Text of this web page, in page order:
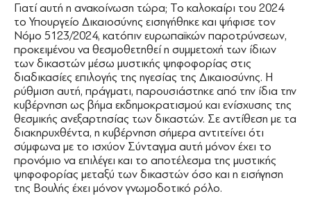
Γιατί αυτή η ανακοίνωση τώρα; Το καλοκαίρι του 2024
το Υπουργείο Δικαιοσύνης εισηγήθηκε και ψήφισε τον
Νόμο 5123/2024, κατόπιν ευρωπαϊκών παροτρύνσεων,
προκειμένου να θεσμοθετηθεί η συμμετοχή των ίδιων
των δικαστών μέσω μυστικής ψηφοφορίας στις
διαδικασίες επιλογής της ηγεσίας της Δικαιοσύνης. Η
ρύθμιση αυτή, πράγματι, παρουσιάστηκε από την ίδια την
κυβέρνηση ως βήμα εκδημοκρατισμού και ενίσχυσης της
θεσμικής ανεξαρτησίας των δικαστών. Σε αντίθεση με τα
διακηρυχθέντα, η κυβέρνηση σήμερα αντιτείνει ότι
σύμφωνα με το ισχύον Σύνταγμα αυτή μόνον έχει το
προνόμιο να επιλέγει και το αποτέλεσμα της μυστικής
ψηφοφορίας μεταξύ των δικαστών όσο και η εισήγηση
της Βουλής έχει μόνον γνωμοδοτικό ρόλο.